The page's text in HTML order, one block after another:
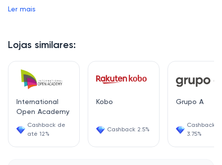
inovadoras para a gestão de transporte e logística,
escolha Posanhanguera hoje mesmo!
Ler mais
Lojas similares:
International
Open Academy
Cashback de
até 12%
Kobo
Cashback 2.5%
Grupo A
Cashback
3.75%